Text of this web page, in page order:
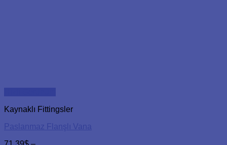
Kaynaklı Fittingsler
Paslanmaz Flanşlı Vana